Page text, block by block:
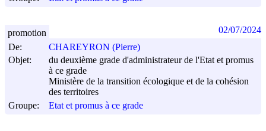
De:
CHAREYRON (Pierre)
Objet:
du deuxième grade d'administrateur de l'Etat et promus
à ce grade
Ministère de la transition écologique et de la cohésion
des territoires
Groupe:
Etat et promus à ce grade
promotion 02/07/2024